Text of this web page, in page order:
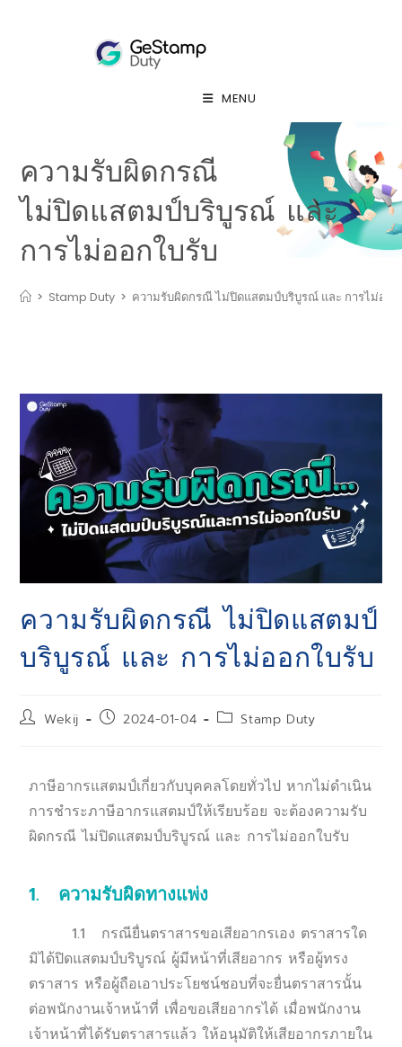
MENU
ความรับผิดกรณี
ไม่ปิดแสตมป์บริบูรณ์ และ
การไม่ออกใบรับ
> Stamp Duty > ความรับผิดกรณี ไม่ปิดแสตมป์บริบูรณ์ และ การไม่ออก
ความรับผิดกรณี ไม่ปิดแสตมป์
บริบูรณ์ และ การไม่ออกใบรับ
Wekij 2024-01-04 Stamp Duty
ภาษีอากรแสตมป์เกี่ยวกับบุคคลโดยทั่วไป หากไม่ดำเนิน
การชำระภาษีอากรแสตมป์ให้เรียบร้อย จะต้องความรับ
ผิดกรณี ไม่ปิดแสตมป์บริบูรณ์ และ การไม่ออกใบรับ
1. ความรับผิดทางแพ่ง
1.1 กรณียื่นตราสารขอเสียอากรเอง ตราสารใด
มิได้ปิดแสตมป์บริบูรณ์ ผู้มีหน้าที่เสียอากร หรือผู้ทรง
ตราสาร หรือผู้ถือเอาประโยชน์ชอบที่จะยื่นตราสารนั้น
ต่อพนักงานเจ้าหน้าที่ เพื่อขอเสียอากรได้ เมื่อพนักงาน
เจ้าหน้าที่ได้รับตราสารแล้ว ให้อนุมัติให้เสียอากรภายใน